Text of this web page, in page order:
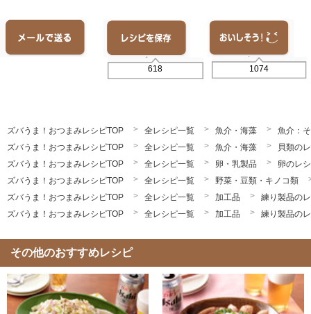
618 1074
ズバうま！おつまみレシピTOP 全レシピ一覧 魚介・海藻
魚介：
ズバうま！おつまみレシピTOP
全レシピ一覧 魚介・海藻
貝類の
ズバうま！おつまみレシピTOP
全レシピ一覧 卵・乳製品
卵のレ
ズバうま！おつまみレシピTOP
全レシピ一覧
野菜・豆類・キノコ類
ズバうま！おつまみレシピTOP
全レシピ一覧 加工品
練り製品の
ズバうま！おつまみレシピTOP
全レシピ一覧 加工品 練り製品の
その他のおすすめレシピ